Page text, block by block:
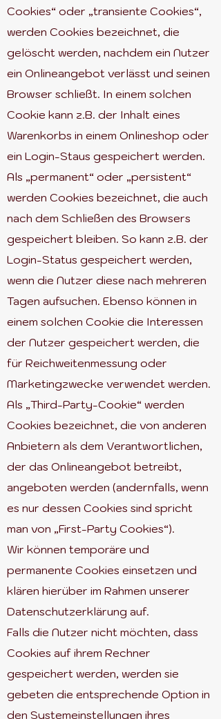
Cookies“ oder „transiente Cookies“,
werden Cookies bezeichnet, die
gelöscht werden, nachdem ein Nutzer
ein Onlineangebot verlässt und seinen
Browser schließt. In einem solchen
Cookie kann z.B. der Inhalt eines
Warenkorbs in einem Onlineshop oder
ein Login-Staus gespeichert werden.
Als „permanent“ oder „persistent“
werden Cookies bezeichnet, die auch
nach dem Schließen des Browsers
gespeichert bleiben. So kann z.B. der
Login-Status gespeichert werden,
wenn die Nutzer diese nach mehreren
Tagen aufsuchen. Ebenso können in
einem solchen Cookie die Interessen
der Nutzer gespeichert werden, die
für Reichweitenmessung oder
Marketingzwecke verwendet werden.
Als „Third-Party-Cookie“ werden
Cookies bezeichnet, die von anderen
Anbietern als dem Verantwortlichen,
der das Onlineangebot betreibt,
angeboten werden (andernfalls, wenn
es nur dessen Cookies sind spricht
man von „First-Party Cookies“).
Wir können temporäre und
permanente Cookies einsetzen und
klären hierüber im Rahmen unserer
Datenschutzerklärung auf.
Falls die Nutzer nicht möchten, dass
Cookies auf ihrem Rechner
gespeichert werden, werden sie
gebeten die entsprechende Option in
den Systemeinstellungen ihres